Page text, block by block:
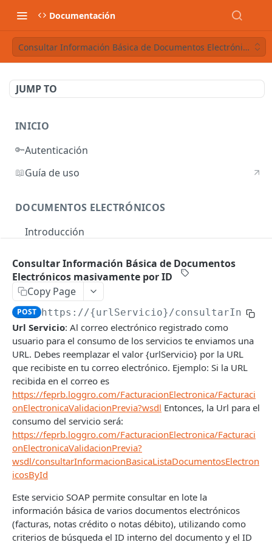
Documentación
Consultar Información Básica de Documentos Electrónicos
JUMP TO
INICIO
🔑Autenticación
📖Guía de uso
DOCUMENTOS ELECTRÓNICOS
Introducción
Facturación Electrónica
Introducción
Autenticación
Consultar información de resolución DIAN
POST
Generar Documento Electrónico POST
Generar Documentos Electrónicos
masivamente
Consultar Información Documento Electrónico
Consultar Información Documento Electrónico
por ID
Consultar Información Básica de Documentos
Electrónicos masivamente
Consultar Información Básica de Documentos
Electrónicos masivamente por ID
Consultar Información Básica de Documentos
Electrónicos masivamente por ID
Copy Page
POST https://{urlServicio}/
Url Servicio: Al correo electrónico registrado como
usuario para el consumo de los servicios te enviamos una
URL. Debes reemplazar el valor {urlServicio} por la URL
que recibiste en tu correo electrónico. Ejemplo: Si la URL
recibida en el correo es
https://feprb.loggro.com/FacturacionElectronica/Facturaci
onElectronicaValidacionPrevia?wsdl Entonces, la Url para el
consumo del servicio será:
https://feprb.loggro.com/FacturacionElectronica/Facturaci
onElectronicaValidacionPrevia?
wsdl/consultarInformacionBasicaListaDocumentosElectron
icosById
Este servicio SOAP permite consultar en lote la
información básica de varios documentos electrónicos
(facturas, notas crédito o notas débito), utilizando como
criterios de búsqueda el ID interno del documento y el ID